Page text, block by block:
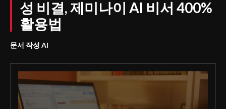
성 비결, 제미나이 AI 비서 400%
활용법
문서 작성 AI